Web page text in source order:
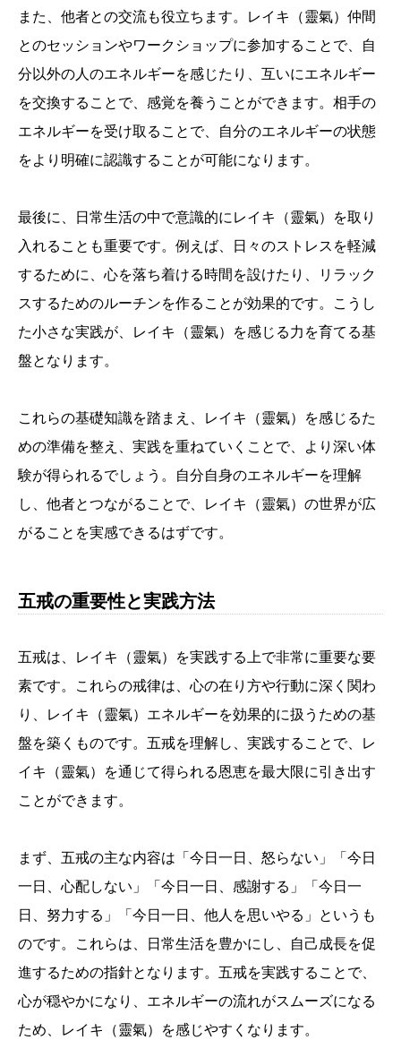
また、他者との交流も役立ちます。レイキ（靈氣）仲間
とのセッションやワークショップに参加することで、自
分以外の人のエネルギーを感じたり、互いにエネルギー
を交換することで、感覚を養うことができます。相手の
エネルギーを受け取ることで、自分のエネルギーの状態
をより明確に認識することが可能になります。
最後に、日常生活の中で意識的にレイキ（靈氣）を取り
入れることも重要です。例えば、日々のストレスを軽減
するために、心を落ち着ける時間を設けたり、リラック
スするためのルーチンを作ることが効果的です。こうし
た小さな実践が、レイキ（靈氣）を感じる力を育てる基
盤となります。
これらの基礎知識を踏まえ、レイキ（靈氣）を感じるた
めの準備を整え、実践を重ねていくことで、より深い体
験が得られるでしょう。自分自身のエネルギーを理解
し、他者とつながることで、レイキ（靈氣）の世界が広
がることを実感できるはずです。
五戒の重要性と実践方法
五戒は、レイキ（靈氣）を実践する上で非常に重要な要
素です。これらの戒律は、心の在り方や行動に深く関わ
り、レイキ（靈氣）エネルギーを効果的に扱うための基
盤を築くものです。五戒を理解し、実践することで、レ
イキ（靈氣）を通じて得られる恩恵を最大限に引き出す
ことができます。
まず、五戒の主な内容は「今日一日、怒らない」「今日
一日、心配しない」「今日一日、感謝する」「今日一
日、努力する」「今日一日、他人を思いやる」というも
のです。これらは、日常生活を豊かにし、自己成長を促
進するための指針となります。五戒を実践することで、
心が穏やかになり、エネルギーの流れがスムーズになる
ため、レイキ（靈氣）を感じやすくなります。